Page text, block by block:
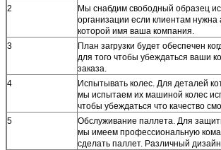
2
Мы снабдим свободный образец
организации если клиентам нужна
которой имя ваша компания.
3
План загрузки будет обеспечен
для того чтобы убеждаться ваши
заказа.
4
Испытывать колес. Для деталей
мы испытаем их машиной колес
чтобы убеждаться что качество
5
Обслуживание паллета. Для
мы имеем профессиональную
сделать паллет. Различный